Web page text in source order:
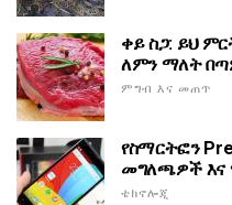
ቀይ ስጋ: ይህ
ለምን ማለት
ምግብ እና መጠጥ
የስማርትፎን
መግለጫዎች እና
ቴክኖሎጂ